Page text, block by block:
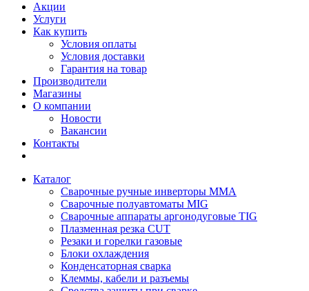
Акции
Услуги
Как купить
Условия оплаты
Условия доставки
Гарантия на товар
Производители
Магазины
О компании
Новости
Вакансии
Контакты
Каталог
Сварочные ручные инверторы MMA
Сварочные полуавтоматы MIG
Сварочные аппараты аргонодуговые TIG
Плазменная резка CUT
Резаки и горелки газовые
Блоки охлаждения
Конденсаторная сварка
Клеммы, кабели и разъемы